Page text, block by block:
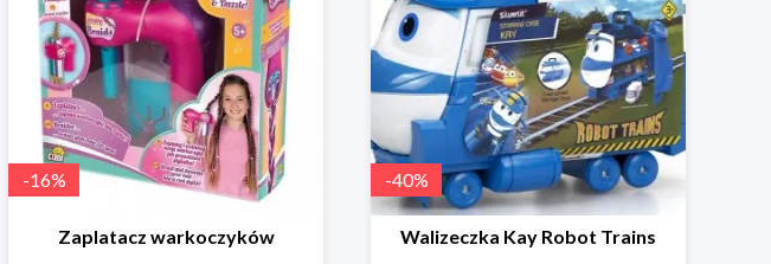
-16%
Zaplatacz warkoczyków
-40%
Walizeczka Kay Robot Trains